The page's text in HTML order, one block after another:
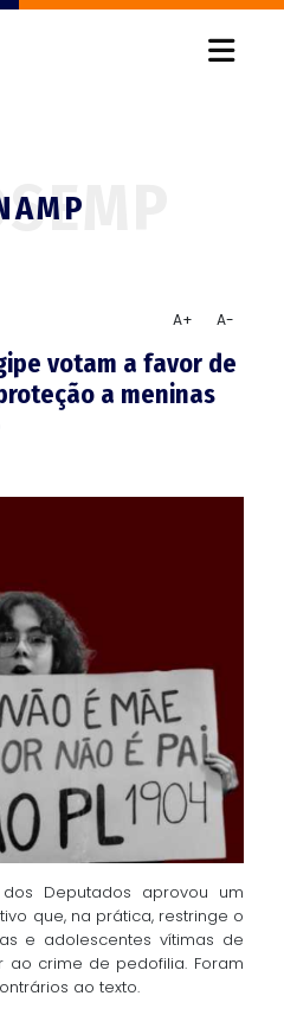
A+ A-
votam a favor de
a meninas
Deputados aprovou um
que, na prática, restringe o
e adolescentes vítimas de
crime de pedofilia. Foram
ao texto.